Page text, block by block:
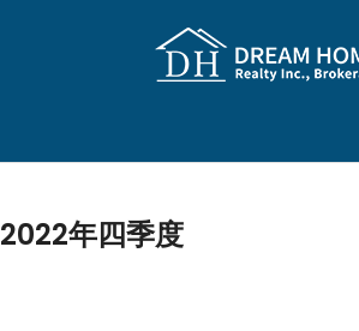
2022年四季度